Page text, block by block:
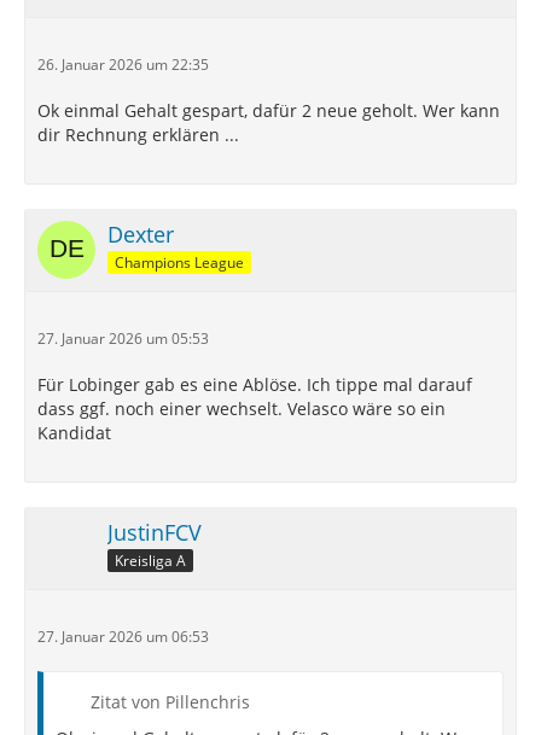
26. Januar 2026 um 22:35
Ok einmal Gehalt gespart, dafür 2 neue geholt. Wer kann
dir Rechnung erklären ...
Dexter
Champions League
27. Januar 2026 um 05:53
Für Lobinger gab es eine Ablöse. Ich tippe mal darauf
dass ggf. noch einer wechselt. Velasco wäre so ein
Kandidat
JustinFCV
Kreisliga A
27. Januar 2026 um 06:53
Zitat von Pillenchris